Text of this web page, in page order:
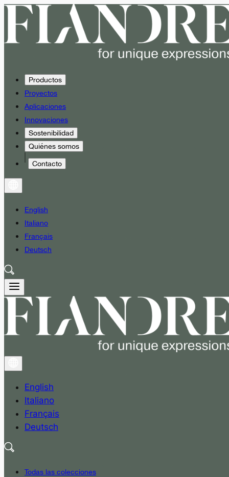
Productos
Proyectos
Aplicaciones
Innovaciones
Sostenibilidad
Quiénes somos
Contacto
English
Italiano
Français
Deutsch
English
Italiano
Français
Deutsch
Todas las colecciones